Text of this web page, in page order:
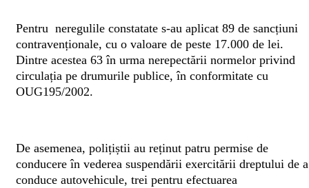
Pentru neregulile constatate s-au aplicat 89 de sancțiuni
contravenționale, cu o valoare de peste 17.000 de lei.
Dintre acestea 63 în urma nerepectării normelor privind
circulația pe drumurile publice, în conformitate cu
OUG195/2002.
De asemenea, polițiștii au reținut patru permise de
conducere în vederea suspendării exercitării dreptului de a
conduce autovehicule, trei pentru efectuarea